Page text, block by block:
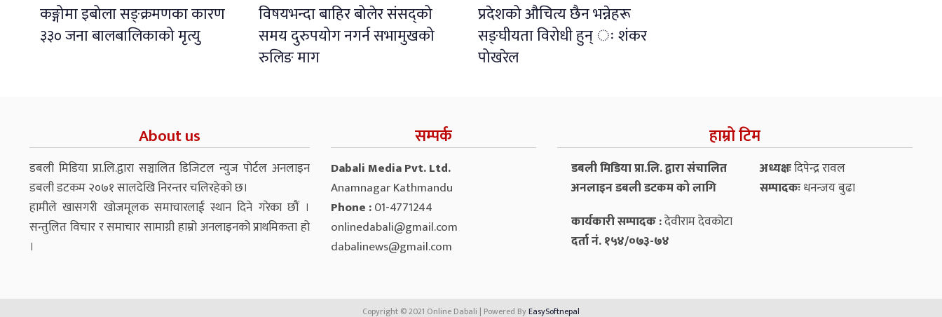
कङ्गोमा इबोला सङ्क्रमणका कारण
३३० जना बालबालिकाको मृत्यु
विषयभन्दा बाहिर बोलेर संसद्को
समय दुरुपयोग नगर्न सभामुखको
रुलिङ माग
प्रदेशको औचित्य छैन भन्नेहरू
सङ्घीयता विरोधी हुन् ः शंकर
पोखरेल
About us
डबली मिडिया प्रा.लि.द्वारा सञ्चालित डिजिटल न्युज पोर्टल अनलाइन
डबली डटकम २०७१ सालदेखि निरन्तर चलिरहेको छ।
हामीले खासगरी खोजमूलक समाचारलाई स्थान दिने गरेका छौं ।
सन्तुलित विचार र समाचार सामाग्री हाम्रो अनलाइनको प्राथमिकता हो
।
सम्पर्क
Dabali Media Pvt. Ltd.
Anamnagar Kathmandu
Phone :01-4771244
onlinedabali@gmail.com
dabalinews@gmail.com
हाम्रो टिम
डबली मिडिया प्रा.लि. द्वारा संचालित
अनलाइन डबली डटकम को लागि
अध्यक्षःदिपेन्द्र रावल
सम्पादकःधनन्‍जय बुढा
कार्यकारी सम्पादक :देवीराम देवकोटा
दर्ता नं. १५४/०७३-७४
Copyright © 2021 Online Dabali | Powered ByEasySoftnepal